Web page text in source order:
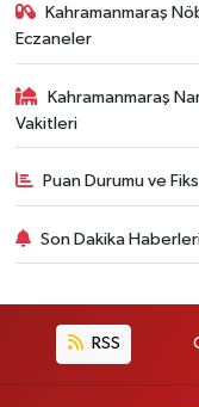
Kahramanmaraş
Eczaneler
Kahramanmaraş
Vakitleri
Puan Durumu ve
Son Dakika
RSS